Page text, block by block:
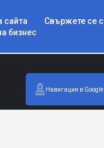
сайта
Свържете се
бизнес
Навигация в Google